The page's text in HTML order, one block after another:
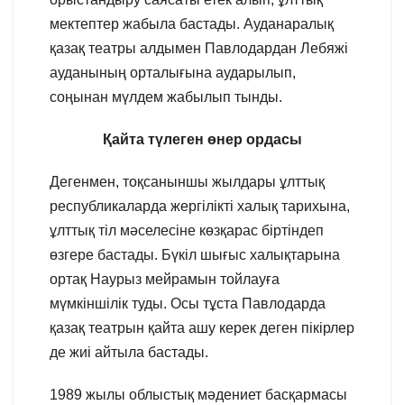
мектептер жабыла бастады. Ауданаралық
қазақ театры алдымен Павлодардан Лебяжі
ауданының орталығына аударылып,
соңынан мүлдем жабылып тынды.
Қайта түлеген өнер ордасы
Дегенмен, тоқсаныншы жылдары ұлттық
республикаларда жергілікті халық тарихына,
ұлттық тіл мәселесіне көзқарас біртіндеп
өзгере бастады. Бүкіл шығыс халықтарына
ортақ Наурыз мейрамын тойлауға
мүмкіншілік туды. Осы тұста Павлодарда
қазақ театрын қайта ашу керек деген пікірлер
де жиі айтыла бастады.
1989 жылы облыстық мәдениет басқармасы